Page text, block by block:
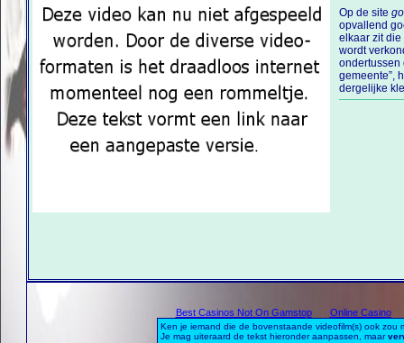
Op de site
opvallend
elkaar zit die door figuren zoals o.a. Rick Warren
wordt
ondertussen
gemeente”,
dergelijke
dan is het
levensreddende tegengif aan te raden deze lezing
over dit
Deze lezing